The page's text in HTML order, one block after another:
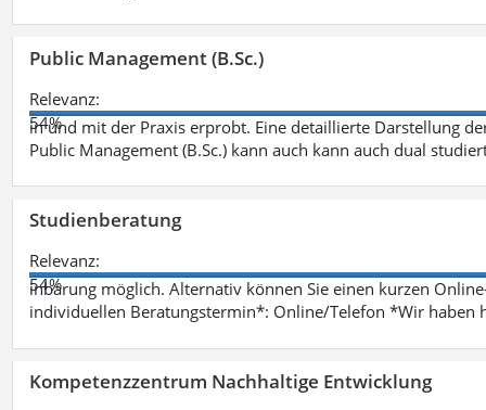
Public Management (B.Sc.)
Relevanz:
54%
in und mit der Praxis erprobt. Eine detaillierte Darstellung
Public Management (B.Sc.) kann auch kann auch dual
Studienberatung
Relevanz:
54%
inbarung möglich. Alternativ können Sie einen kurzen
individuellen Beratungstermin*: Online/Telefon *Wir haben
Kompetenzzentrum Nachhaltige Entwicklung